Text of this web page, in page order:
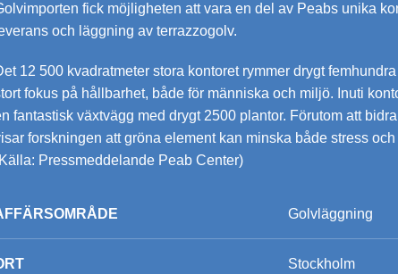
fick möjligheten att vara en del av Peabs unika
och läggning av terrazzogolv.
12 500 kvadratmeter stora kontoret rymmer drygt
fokus på hållbarhet, både för människa och miljö. Inuti
fantastisk växtvägg med drygt 2500 plantor. Förutom att
forskningen att gröna element kan minska både stress
Pressmeddelande Peab Center)
Golvläggning
Stockholm